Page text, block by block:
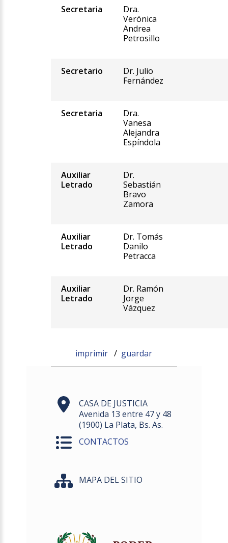
Secretaria
Dra.
Verónica
Andrea
Petrosillo
Secretario
Dr. Julio
Fernández
Secretaria
Dra.
Vanesa
Alejandra
Espíndola
Auxiliar
Letrado
Dr.
Sebastián
Bravo
Zamora
Auxiliar
Letrado
Dr. Tomás
Danilo
Petracca
Auxiliar
Letrado
Dr. Ramón
Jorge
Vázquez
imprimir / guardar
CASA DE JUSTICIA
Avenida 13 entre 47 y 48
(1900) La Plata, Bs. As.
CONTACTOS
MAPA DEL SITIO